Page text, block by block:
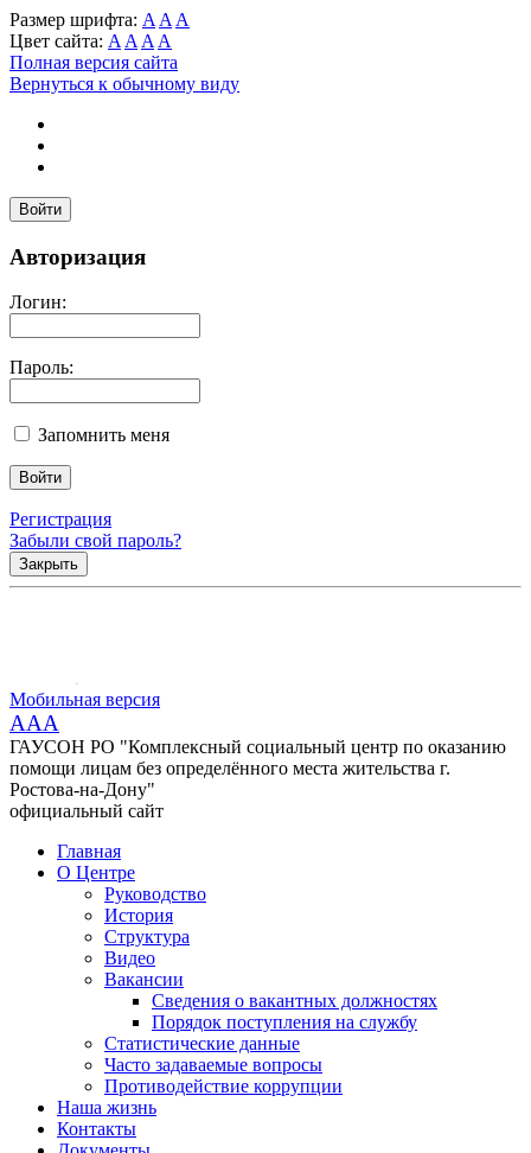
Размер шрифта: A A A
Цвет сайта: A A A A
Полная версия сайта
Вернуться к обычному виду
Войти
Авторизация
Логин:
Пароль:
Запомнить меня
Регистрация
Забыли свой пароль?
Закрыть
Мобильная версия
AAA
ГАУСОН РО "Комплексный социальный центр по оказанию
помощи лицам без определённого места жительства г.
Ростова-на-Дону"
официальный сайт
Главная
О Центре
Руководство
История
Структура
Видео
Вакансии
Сведения о вакантных должностях
Порядок поступления на службу
Статистические данные
Часто задаваемые вопросы
Противодействие коррупции
Наша жизнь
Контакты